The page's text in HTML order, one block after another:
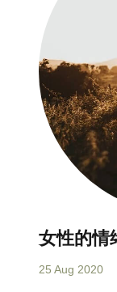
女性的情
25 Aug 2020